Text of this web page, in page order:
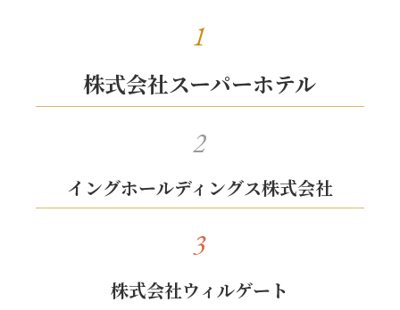
1
株式会社スーパーホテル
2
イングホールディングス株式会社
3
株式会社ウィルゲート